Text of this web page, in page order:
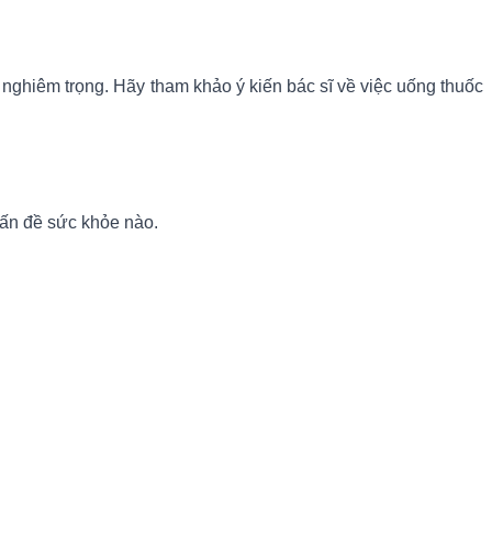
trọng. Hãy tham khảo ý kiến bác sĩ về việc uống thuốc
đề sức khỏe nào.